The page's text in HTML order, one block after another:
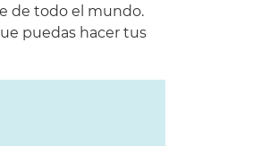
de todo el mundo.
puedas hacer tus